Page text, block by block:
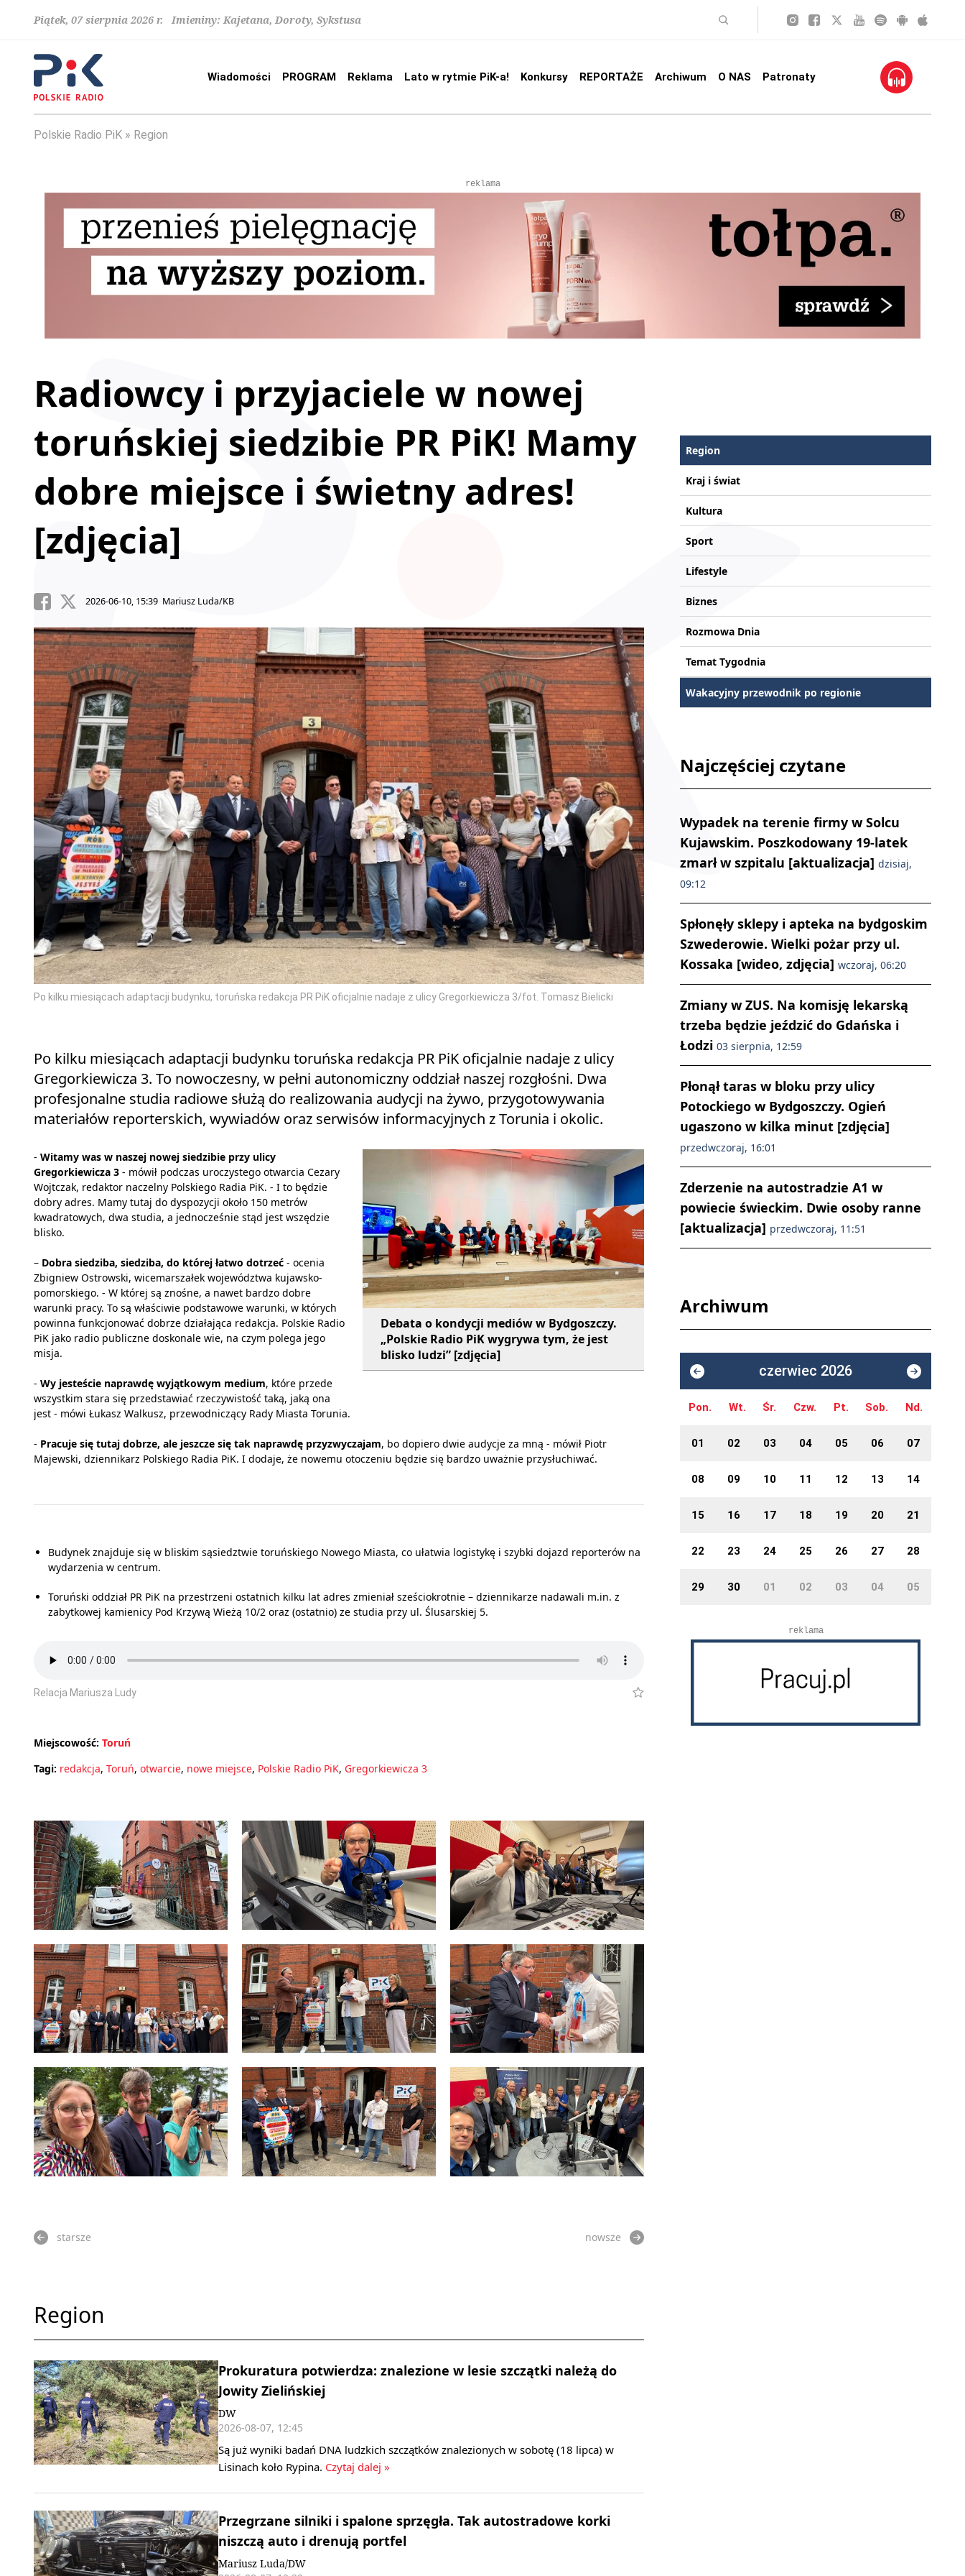
Piątek, 07 sierpnia 2026 r. Imieniny: Kajetana, Doroty, Sykstusa
Wiadomości PROGRAM Reklama Lato w rytmie PiK-a! Konkursy REPORTAŻE Archiwum O NAS Patronaty
Polskie Radio PiK Region
reklama
Radiowcy i przyjaciele w nowej
toruńskiej siedzibie PR PiK! Mamy
dobre miejsce i świetny adres!
[zdjęcia]
2026-06-10, 15:39 Mariusz Luda/KB
Po kilku miesiącach adaptacji budynku, toruńska redakcja PR PiK oficjalnie nadaje z ulicy Gregorkiewicza 3/fot. Tomasz Bielicki
Po kilku miesiącach adaptacji budynku toruńska redakcja PR PiK oficjalnie nadaje z ulicy
Gregorkiewicza 3. To nowoczesny, w pełni autonomiczny oddział naszej rozgłośni. Dwa
profesjonalne studia radiowe służą do realizowania audycji na żywo, przygotowywania
materiałów reporterskich, wywiadów oraz serwisów informacyjnych z Torunia i okolic.
Debata o kondycji mediów w Bydgoszczy.
„Polskie Radio PiK wygrywa tym, że jest
blisko ludzi” [zdjęcia]
- Witamy was w naszej nowej siedzibie przy ulicy
Gregorkiewicza 3 - mówił podczas uroczystego otwarcia Cezary
Wojtczak, redaktor naczelny Polskiego Radia PiK. - I to będzie
dobry adres. Mamy tutaj do dyspozycji około 150 metrów
kwadratowych, dwa studia, a jednocześnie stąd jest wszędzie
blisko.
– Dobra siedziba, siedziba, do której łatwo dotrzeć - ocenia
Zbigniew Ostrowski, wicemarszałek województwa kujawsko-
pomorskiego. - W której są znośne, a nawet bardzo dobre
warunki pracy. To są właściwie podstawowe warunki, w których
powinna funkcjonować dobrze działająca redakcja. Polskie Radio
PiK jako radio publiczne doskonale wie, na czym polega jego
misja.
- Wy jesteście naprawdę wyjątkowym medium, które przede
wszystkim stara się przedstawiać rzeczywistość taką, jaką ona
jest - mówi Łukasz Walkusz, przewodniczący Rady Miasta Torunia.
- Pracuje się tutaj dobrze, ale jeszcze się tak naprawdę przyzwyczajam, bo dopiero dwie audycje za mną - mówił Piotr
Majewski, dziennikarz Polskiego Radia PiK. I dodaje, że nowemu otoczeniu będzie się bardzo uważnie przysłuchiwać.
Budynek znajduje się w bliskim sąsiedztwie toruńskiego Nowego Miasta, co ułatwia logistykę i szybki dojazd reporterów na
wydarzenia w centrum.
Toruński oddział PR PiK na przestrzeni ostatnich kilku lat adres zmieniał sześciokrotnie – dziennikarze nadawali m.in. z
zabytkowej kamienicy Pod Krzywą Wieżą 10/2 oraz (ostatnio) ze studia przy ul. Ślusarskiej 5.
Relacja Mariusza Ludy
Miejscowość: Toruń
Tagi: redakcja, Toruń, otwarcie, nowe miejsce, Polskie Radio PiK, Gregorkiewicza 3
starsze nowsze
Region
Prokuratura potwierdza: znalezione w lesie szczątki należą do
Jowity Zielińskiej
DW
2026-08-07, 12:45
Są już wyniki badań DNA ludzkich szczątków znalezionych w sobotę (18 lipca) w
Lisinach koło Rypina. Czytaj dalej »
Przegrzane silniki i spalone sprzęgła. Tak autostradowe korki
niszczą auto i drenują portfel
Mariusz Luda/DW
Region
Kraj i świat
Kultura
Sport
Lifestyle
Biznes
Rozmowa Dnia
Temat Tygodnia
Wakacyjny przewodnik po regionie
Najczęściej czytane
Wypadek na terenie firmy w Solcu
Kujawskim. Poszkodowany 19-latek
zmarł w szpitalu [aktualizacja] dzisiaj,
09:12
Spłonęły sklepy i apteka na bydgoskim
Szwederowie. Wielki pożar przy ul.
Kossaka [wideo, zdjęcia] wczoraj, 06:20
Zmiany w ZUS. Na komisję lekarską
trzeba będzie jeździć do Gdańska i
Łodzi 03 sierpnia, 12:59
Płonął taras w bloku przy ulicy
Potockiego w Bydgoszczy. Ogień
ugaszono w kilka minut [zdjęcia]
przedwczoraj, 16:01
Zderzenie na autostradzie A1 w
powiecie świeckim. Dwie osoby ranne
[aktualizacja] przedwczoraj, 11:51
Archiwum
czerwiec 2026
Pon. Wt. Śr. Czw. Pt. Sob. Nd.
01 02 03 04 05 06 07
08 09 10 11 12 13 14
15 16 17 18 19 20 21
22 23 24 25 26 27 28
29 30 01 02 03 04 05
reklama